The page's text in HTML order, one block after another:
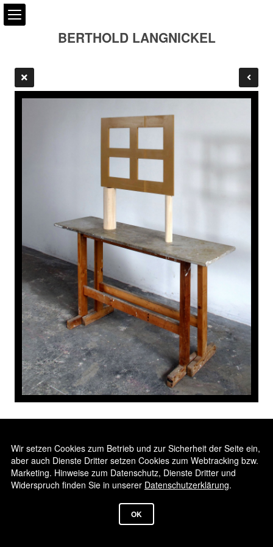
BERTHOLD LANGNICKEL
SCULPTURECLUB
IMPRESSUM|DATENSCHUTZ
Wir setzen Cookies zum Betrieb und zur Sicherheit der Seite ein,
aber auch Dienste Dritter setzen Cookies zum Webtracking bzw.
Marketing. Hinweise zum Datenschutz, Dienste Dritter und
Widerspruch finden Sie in unserer Datenschutzerklärung.
OK